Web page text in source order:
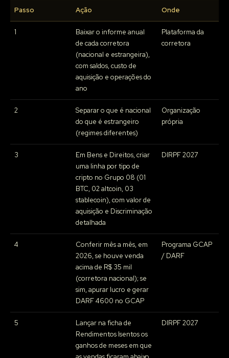
Passo Ação Onde
1
Baixar o informe anual
de cada corretora
(nacional e estrangeira),
com saldos, custo de
aquisição e operações do
ano
Plataforma da
corretora
2
Separar o que é nacional
do que é estrangeiro
(regimes diferentes)
Organização
própria
3
Em Bens e Direitos, criar
uma linha por tipo de
cripto no Grupo 08 (01
BTC, 02 altcoin, 03
stablecoin), com valor de
aquisição e Discriminação
detalhada
DIRPF 2027
4
Conferir mês a mês, em
2026, se houve venda
acima de R$ 35 mil
(corretora nacional); se
sim, apurar lucro e gerar
DARF 4600 no GCAP
Programa GCAP
/ DARF
5
Lançar na ficha de
Rendimentos Isentos os
ganhos de meses em que
DIRPF 2027